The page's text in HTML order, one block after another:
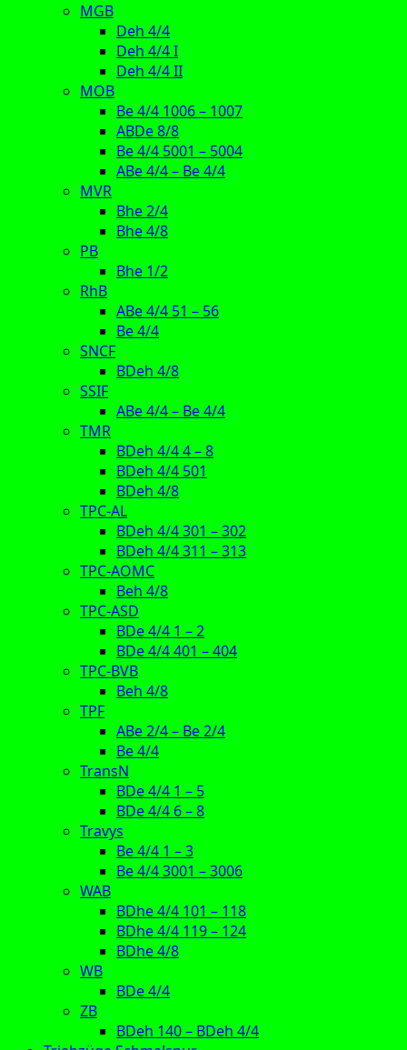
MGB
Deh 4/4
Deh 4/4 I
Deh 4/4 II
MOB
Be 4/4 1006 – 1007
ABDe 8/8
Be 4/4 5001 – 5004
ABe 4/4 – Be 4/4
MVR
Bhe 2/4
Bhe 4/8
PB
Bhe 1/2
RhB
ABe 4/4 51 – 56
Be 4/4
SNCF
BDeh 4/8
SSIF
ABe 4/4 – Be 4/4
TMR
BDeh 4/4 4 – 8
BDeh 4/4 501
BDeh 4/8
TPC-AL
BDeh 4/4 301 – 302
BDeh 4/4 311 – 313
TPC-AOMC
Beh 4/8
TPC-ASD
BDe 4/4 1 – 2
BDe 4/4 401 – 404
TPC-BVB
Beh 4/8
TPF
ABe 2/4 – Be 2/4
Be 4/4
TransN
BDe 4/4 1 – 5
BDe 4/4 6 – 8
Travys
Be 4/4 1 – 3
Be 4/4 3001 – 3006
WAB
BDhe 4/4 101 – 118
BDhe 4/4 119 – 124
BDhe 4/8
WB
BDe 4/4
ZB
BDeh 140 – BDeh 4/4